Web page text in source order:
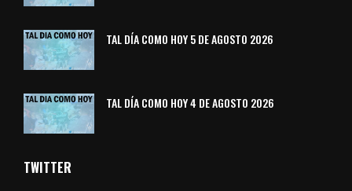
TAL DÍA COMO HOY 5 DE AGOSTO 2026
TAL DÍA COMO HOY 4 DE AGOSTO 2026
TWITTER